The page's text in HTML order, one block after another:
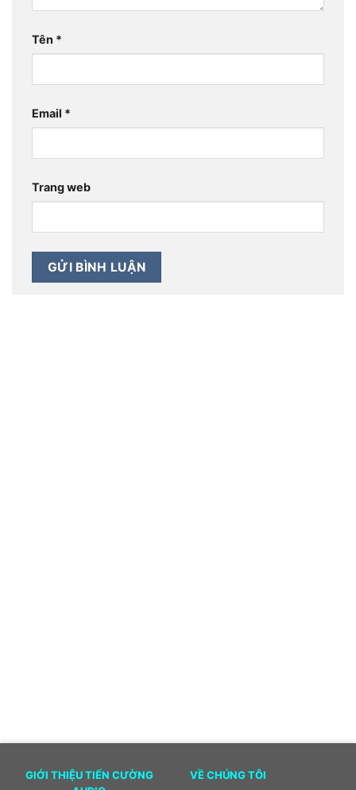
Tên *
Email *
Trang web
GIỚI THIỆU TIẾN CƯỜNG
VỀ CHÚNG TÔI